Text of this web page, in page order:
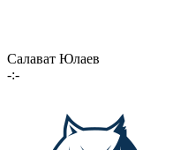
Салават Юлаев
-:-